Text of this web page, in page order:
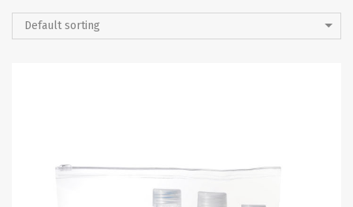
Default sorting